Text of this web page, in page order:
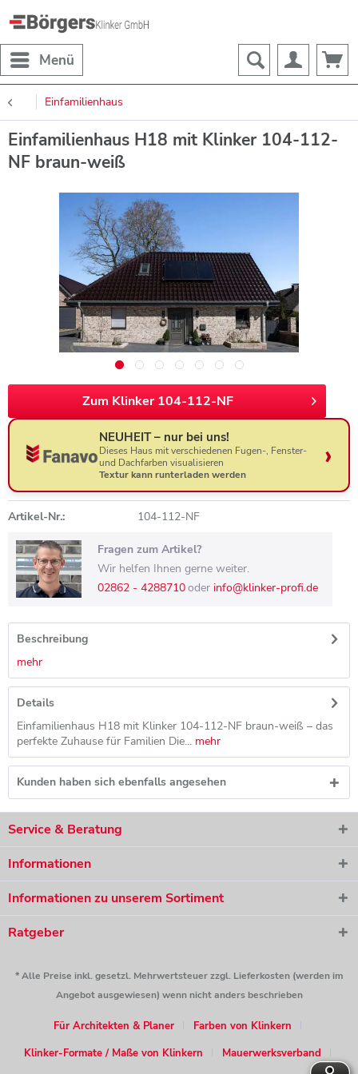
Menü
Einfamilienhaus
Einfamilienhaus H18 mit Klinker 104-112-
NF braun-weiß
Zum Klinker 104-112-NF
NEUHEIT – nur bei uns!
Dieses Haus mit verschiedenen Fugen-, Fenster-
und Dachfarben visualisieren
Textur kann runterladen werden
Artikel-Nr.: 104-112-NF
Fragen zum Artikel?
Wir helfen Ihnen gerne weiter.
02862 - 4288710oder info@klinker-profi.de
Beschreibung
mehr
Details
Einfamilienhaus H18 mit Klinker 104-112-NF braun-weiß – das
perfekte Zuhause für Familien Die... mehr
Kunden haben sich ebenfalls angesehen
Service & Beratung
Informationen
Informationen zu unserem Sortiment
Ratgeber
* Alle Preise inkl. gesetzl. Mehrwertsteuer zzgl. Lieferkosten (werden im
Angebot ausgewiesen) wenn nicht anders beschrieben
Für Architekten & Planer
Farben von Klinkern
Klinker-Formate / Maße von Klinkern
Mauerwerksverband